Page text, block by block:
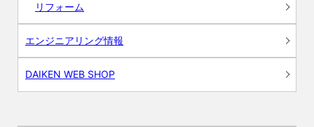
リフォーム
エンジニアリング情報
DAIKEN WEB SHOP